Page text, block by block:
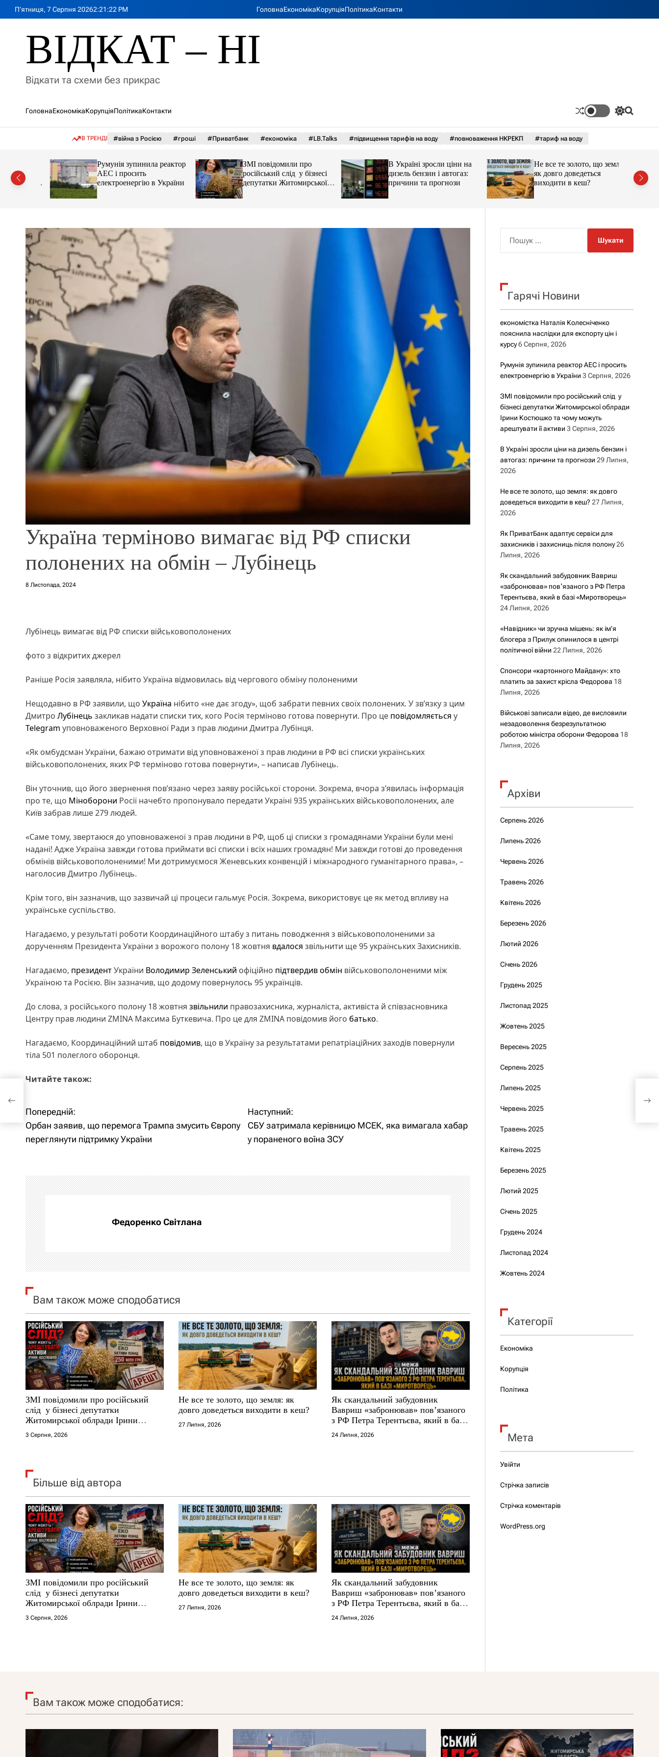
П’ятниця, 7 Серпня 20262:21 :24 PM ГоловнаЕкономікаКорупціяПолітикаКонтакти
ВІДКАТ – НІ
Відкати та схеми без прикрас
ГоловнаЕкономікаКорупціяПолітикаКонтакти
П
к
р
о
у
П
В ТРЕНДІ #війна з Росією #гроші #Приватбанк #економіка #LB.Talks #підвищення тарифів на воду #повноваження НКРЕКП #тариф на воду
цін і
Румунія зупинила реактор
АЕС і просить
електроенергію в України
ЗМІ повідомили про
російський слід у бізнесі
депутатки Житомирської
облради Ірини Костюшко
та чому можуть арештувати
В Україні зросли ціни на
дизель бензин і автогаз:
причини та прогнози
Не все те золото, що земля:
як довго доведеться
виходити в кеш?
Україна терміново вимагає від РФ списки
полонених на обмін – Лубінець
8 Листопада, 2024
Лубінець вимагає від РФ списки військовополонених
фото з відкритих джерел
Раніше Росія заявляла, нібито Україна відмовилась від чергового обміну полоненими
Нещодавно в РФ заявили, що Україна нібито «не дає згоду», щоб забрати певних своїх полонених. У зв’язку з цим
Дмитро Лубінець закликав надати списки тих, кого Росія терміново готова повернути. Про це повідомляється у
Telegram уповноваженого Верховної Ради з прав людини Дмитра Лубінця.
«Як омбудсман України, бажаю отримати від уповноваженої з прав людини в РФ всі списки українських
військовополонених, яких РФ терміново готова повернути», – написав Лубінець.
Він уточнив, що його звернення пов’язано через заяву російської сторони. Зокрема, вчора з’явилась інформація
про те, що Міноборони Росії начебто пропонувало передати Україні 935 українських військовополонених, але
Київ забрав лише 279 людей.
«Саме тому, звертаюся до уповноваженої з прав людини в РФ, щоб ці списки з громадянами України були мені
надані! Адже Україна завжди готова приймати всі списки і всіх наших громадян! Ми завжди готові до проведення
обмінів військовополоненими! Ми дотримуємося Женевських конвенцій і міжнародного гуманітарного права», –
наголосив Дмитро Лубінець.
Крім того, він зазначив, що зазвичай ці процеси гальмує Росія. Зокрема, використовує це як метод впливу на
українське суспільство.
Нагадаємо, у результаті роботи Координаційного штабу з питань поводження з військовополоненими за
дорученням Президента України з ворожого полону 18 жовтня вдалося звільнити ще 95 українських Захисників.
Нагадаємо, президентУкраїни Володимир Зеленський офіційно підтвердивобмін військовополоненими між
Україною та Росією. Він зазначив, що додому повернулось 95 українців.
До слова, з російського полону 18 жовтня звільнили правозахисника, журналіста, активіста й співзасновника
Центру прав людини ZMINA Максима Буткевича. Про це для ZMINA повідомив його батько.
Нагадаємо, Координаційний штаб повідомив, що в Україну за результатами репатріаційних заходів повернули
тіла 501 полеглого оборонця.
Читайте також:
Н
а
і
г
а
ц
і
я
а
п
и
с
і
в
Попередній:
Орбан заявив, що перемога Трампа змусить Європу
переглянути підтримку України
Наступний:
СБУ затримала керівницю МСЕК, яка вимагала хабар
у пораненого воїна ЗСУ
Федоренко Світлана
Вам також може сподобатися
ЗМІ повідомили про російський
слід у бізнесі депутатки
Житомирської облради Ірини
Костюшко та чому можуть
арештувати її активи
3 Серпня, 2026
Не все те золото, що земля: як
довго доведеться виходити в кеш?
27 Липня, 2026
Як скандальний забудовник
Вавриш «забронював» повʼязаного
з РФ Петра Терентьєва, який в базі
«Миротворець»
24 Липня, 2026
Більше від автора
ЗМІ повідомили про російський
слід у бізнесі депутатки
Житомирської облради Ірини
Костюшко та чому можуть
арештувати її активи
3 Серпня, 2026
Не все те золото, що земля: як
довго доведеться виходити в кеш?
27 Липня, 2026
Як скандальний забудовник
Вавриш «забронював» повʼязаного
з РФ Петра Терентьєва, який в базі
«Миротворець»
24 Липня, 2026
к
Гарячі Новини
економістка Наталія Колесніченко
пояснила наслідки для експорту цін і
курсу 6 Серпня, 2026
Румунія зупинила реактор АЕС і просить
електроенергію в України 3 Серпня, 2026
ЗМІ повідомили про російський слід у
бізнесі депутатки Житомирської облради
Ірини Костюшко та чому можуть
арештувати її активи 3 Серпня, 2026
В Україні зросли ціни на дизель бензин і
автогаз: причини та прогнози 29 Липня,
2026
Не все те золото, що земля: як довго
доведеться виходити в кеш? 27 Липня,
2026
Як ПриватБанк адаптує сервіси для
захисників і захисниць після полону 26
Липня, 2026
Як скандальний забудовник Вавриш
«забронював» повʼязаного з РФ Петра
Терентьєва, який в базі «Миротворець»
24 Липня, 2026
«Навідник» чи зручна мішень: як ім’я
блогера з Прилук опинилося в центрі
політичної війни 22 Липня, 2026
Спонсори «картонного Майдану»: хто
платить за захист крісла Федорова 18
Липня, 2026
Військові записали відео, де висловили
незадоволення безрезультатною
роботою міністра оборони Федорова 18
Липня, 2026
Архіви
Серпень 2026
Липень 2026
Червень 2026
Травень 2026
Квітень 2026
Березень 2026
Лютий 2026
Січень 2026
Грудень 2025
Листопад 2025
Жовтень 2025
Вересень 2025
Серпень 2025
Липень 2025
Червень 2025
Травень 2025
Квітень 2025
Березень 2025
Лютий 2025
Січень 2025
Грудень 2024
Листопад 2024
Жовтень 2024
Категорії
Економіка
Корупція
Політика
Мета
Увійти
Стрічка записів
Стрічка коментарів
WordPress.org
яка
Вам також може сподобатися: